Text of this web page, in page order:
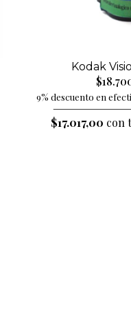
Kodak
9% descuento en
$17.017,00 con